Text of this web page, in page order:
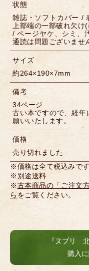
状態
雑誌・ソフトカバー /
上部端の一部破れ欠け
/ ページヤケ、シミ、
通読は問題ございませ
サイズ
約264×190×7mm
備考
34ページ
古い本ですので、経年
願いいたします。
価格
売り切れました
※価格は全て税込みです
※別途送料
※古本商品の「ご注文
ら をご覧ください。
『ヌプリ
購入